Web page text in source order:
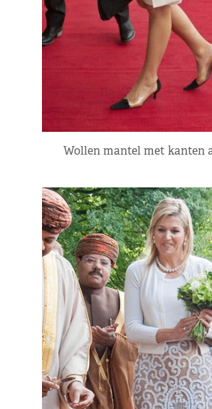
Wollen mantel met kanten